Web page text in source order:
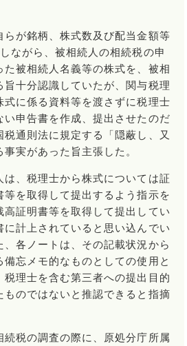
らが銘柄、株式数及び配当金額等
ながら、被相続人の相続税の申
被相続人名義等の株式を、被相
十分認識していたが、関与税理
に係る資料等を渡さずに税理士
い申告書を作成、提出させたのだ
通則法に規定する「隠蔽し、又
実があった旨主張した。
は、税理士から株式については証
等を取得して提出するよう指示を
高証明書等を取得して提出してい
に計上されていると思い込んでい
各ノートは、その記載状況から
忘メモ的なものとしての使用と
理士を含む第三者への提出目的
ものではないと推認できると指摘
続税の調査の際に、原処分庁所属